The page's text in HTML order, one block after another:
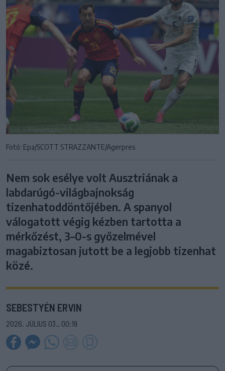
Fotó: Epa/SCOTT STRAZZANTE/Agerpres
Nem sok esélye volt Ausztriának a
labdarúgó-világbajnokság
tizenhatoddöntőjében. A spanyol
válogatott végig kézben tartotta a
mérkőzést, 3–0-s győzelmével
magabiztosan jutott be a legjobb tizenhat
közé.
SEBESTYÉN ERVIN
2026. JÚLIUS 03., 00:19